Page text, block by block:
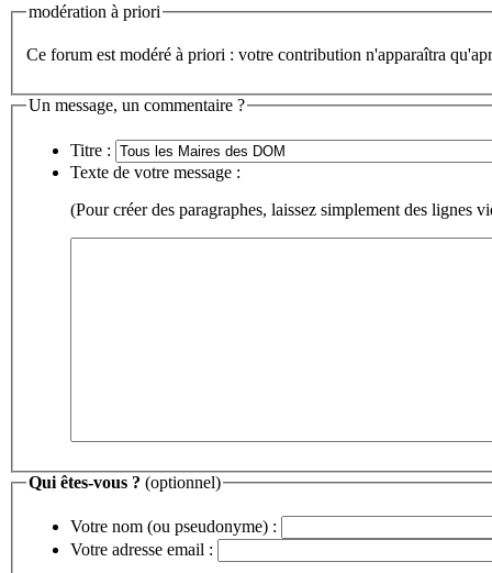
modération à priori
Ce forum est modéré à priori : votre contribution n'apparaîtra
Un message, un commentaire ?
Titre :
Texte de votre message :
(Pour créer des paragraphes, laissez simplement des lignes
Qui êtes-vous ? (optionnel)
Votre nom (ou pseudonyme) :
Votre adresse email :